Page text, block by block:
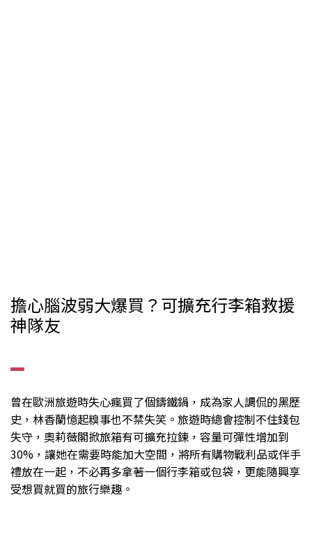
擔心腦波弱大爆買？可擴充行李箱救援
神隊友
▂
曾在歐洲旅遊時失心瘋買了個鑄鐵鍋，成為家人調侃的黑歷
史，林香蘭憶起糗事也不禁失笑。旅遊時總會控制不住錢包
失守，奧莉薇閣掀旅箱有可擴充拉鍊，容量可彈性增加到
30%，讓她在需要時能加大空間，將所有購物戰利品或伴手
禮放在一起，不必再多拿著一個行李箱或包袋，更能隨興享
受想買就買的旅行樂趣。